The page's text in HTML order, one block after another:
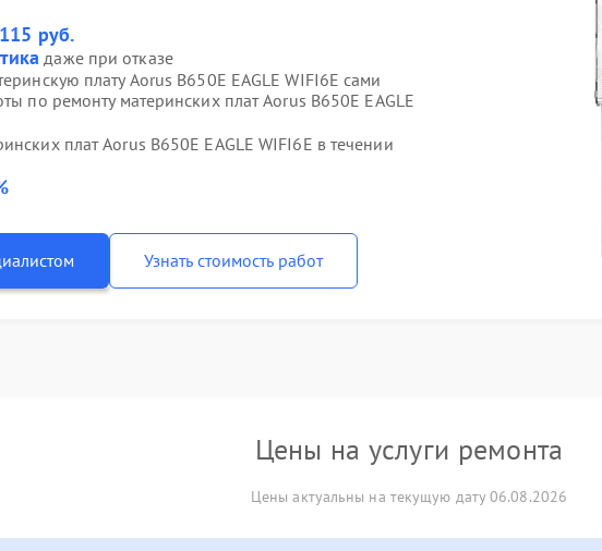
руб.
даже при отказе
плату Aorus B650E EAGLE WIFI6E сами
по ремонту материнских плат Aorus B650E EAGLE
плат Aorus B650E EAGLE WIFI6E в течении
Узнать стоимость работ
Цены на услуги ремонта
Цены актуальны на текущую дату 06.08.2026